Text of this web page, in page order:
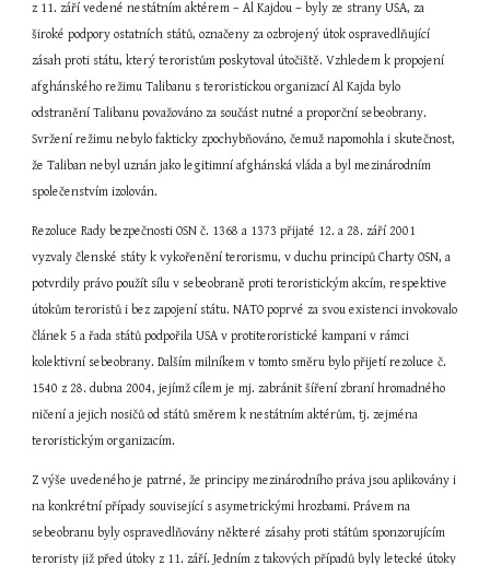
z 11. září vedené nestátním aktérem – Al Kajdou – byly ze strany USA, za
široké podpory ostatních států, označeny za ozbrojený útok ospravedlňující
zásah proti státu, který teroristům poskytoval útočiště. Vzhledem k propojení
afghánského režimu Talibanu s teroristickou organizací Al Kajda bylo
odstranění Talibanu považováno za součást nutné a proporční sebeobrany.
Svržení režimu nebylo fakticky zpochybňováno, čemuž napomohla i skutečnost,
že Taliban nebyl uznán jako legitimní afghánská vláda a byl mezinárodním
společenstvím izolován.
Rezoluce Rady bezpečnosti OSN č. 1368 a 1373 přijaté 12. a 28. září 2001
vyzvaly členské státy k vykořenění terorismu, v duchu principů Charty OSN, a
potvrdily právo použít sílu v sebeobraně proti teroristickým akcím, respektive
útokům teroristů i bez zapojení státu. NATO poprvé za svou existenci invokovalo
článek 5 a řada států podpořila USA v protiteroristické kampani v rámci
kolektivní sebeobrany. Dalším milníkem v tomto směru bylo přijetí rezoluce č.
1540 z 28. dubna 2004, jejímž cílem je mj. zabránit šíření zbraní hromadného
ničení a jejich nosičů od států směrem k nestátním aktérům, tj. zejména
teroristickým organizacím.
Z výše uvedeného je patrné, že principy mezinárodního práva jsou aplikovány i
na konkrétní případy související s asymetrickými hrozbami. Právem na
sebeobranu byly ospravedlňovány některé zásahy proti státům sponzorujícím
teroristy již před útoky z 11. září. Jedním z takových případů byly letecké útoky